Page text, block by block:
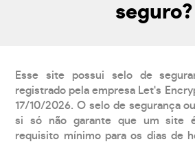
seguro?
Esse site possui selo de
registrado pela empresa Let's
17/10/2026. O selo de segurança
si só não garante que um site
requisito mínimo para os dias de